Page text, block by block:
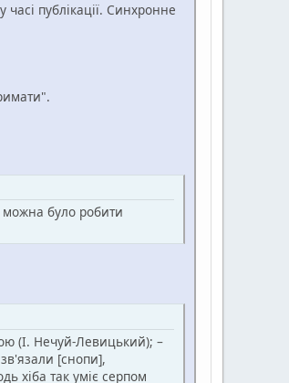
публікації. Синхронне
можна було робити
(І. Нечуй-Левицький); –
[снопи],
хіба так уміє серпом